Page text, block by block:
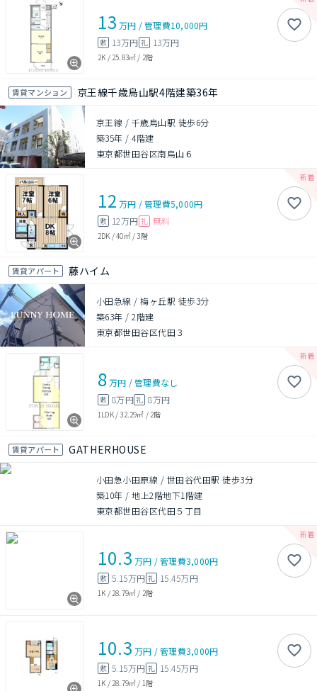
13 万円 /管理費10,000円
敷 13万円 礼 13万円
2K / 25.83㎡ / 2階
賃貸マンション 京王線千歳烏山駅4階建築36年
京王線 / 千歳烏山駅 徒歩6分
築35年 /4階建
東京都世田谷区南烏山６
12 万円 /管理費5,000円
敷 12万円 礼 無料
2DK /40㎡/3階
賃貸アパート 藤ハイム
小田急線 / 梅ヶ丘駅 徒歩3分
築63年 /2階建
東京都世田谷区代田３
8万円 /管理費なし
敷 8万円礼 8万円
1LDK/32.29㎡ / 2階
賃貸アパート GATHERHOUSE
小田急小田原線 / 世田谷代田駅 徒歩3分
築10年 /地上2階地下1階建
東京都世田谷区代田５丁目
10.3 万円 /管理費3,000円
敷 5.15万円 礼 15.45万円
1K / 28.79㎡ / 2階
10.3 万円 /管理費3,000円
敷 5.15万円 礼 15.45万円
1K / 28.79㎡ / 1階